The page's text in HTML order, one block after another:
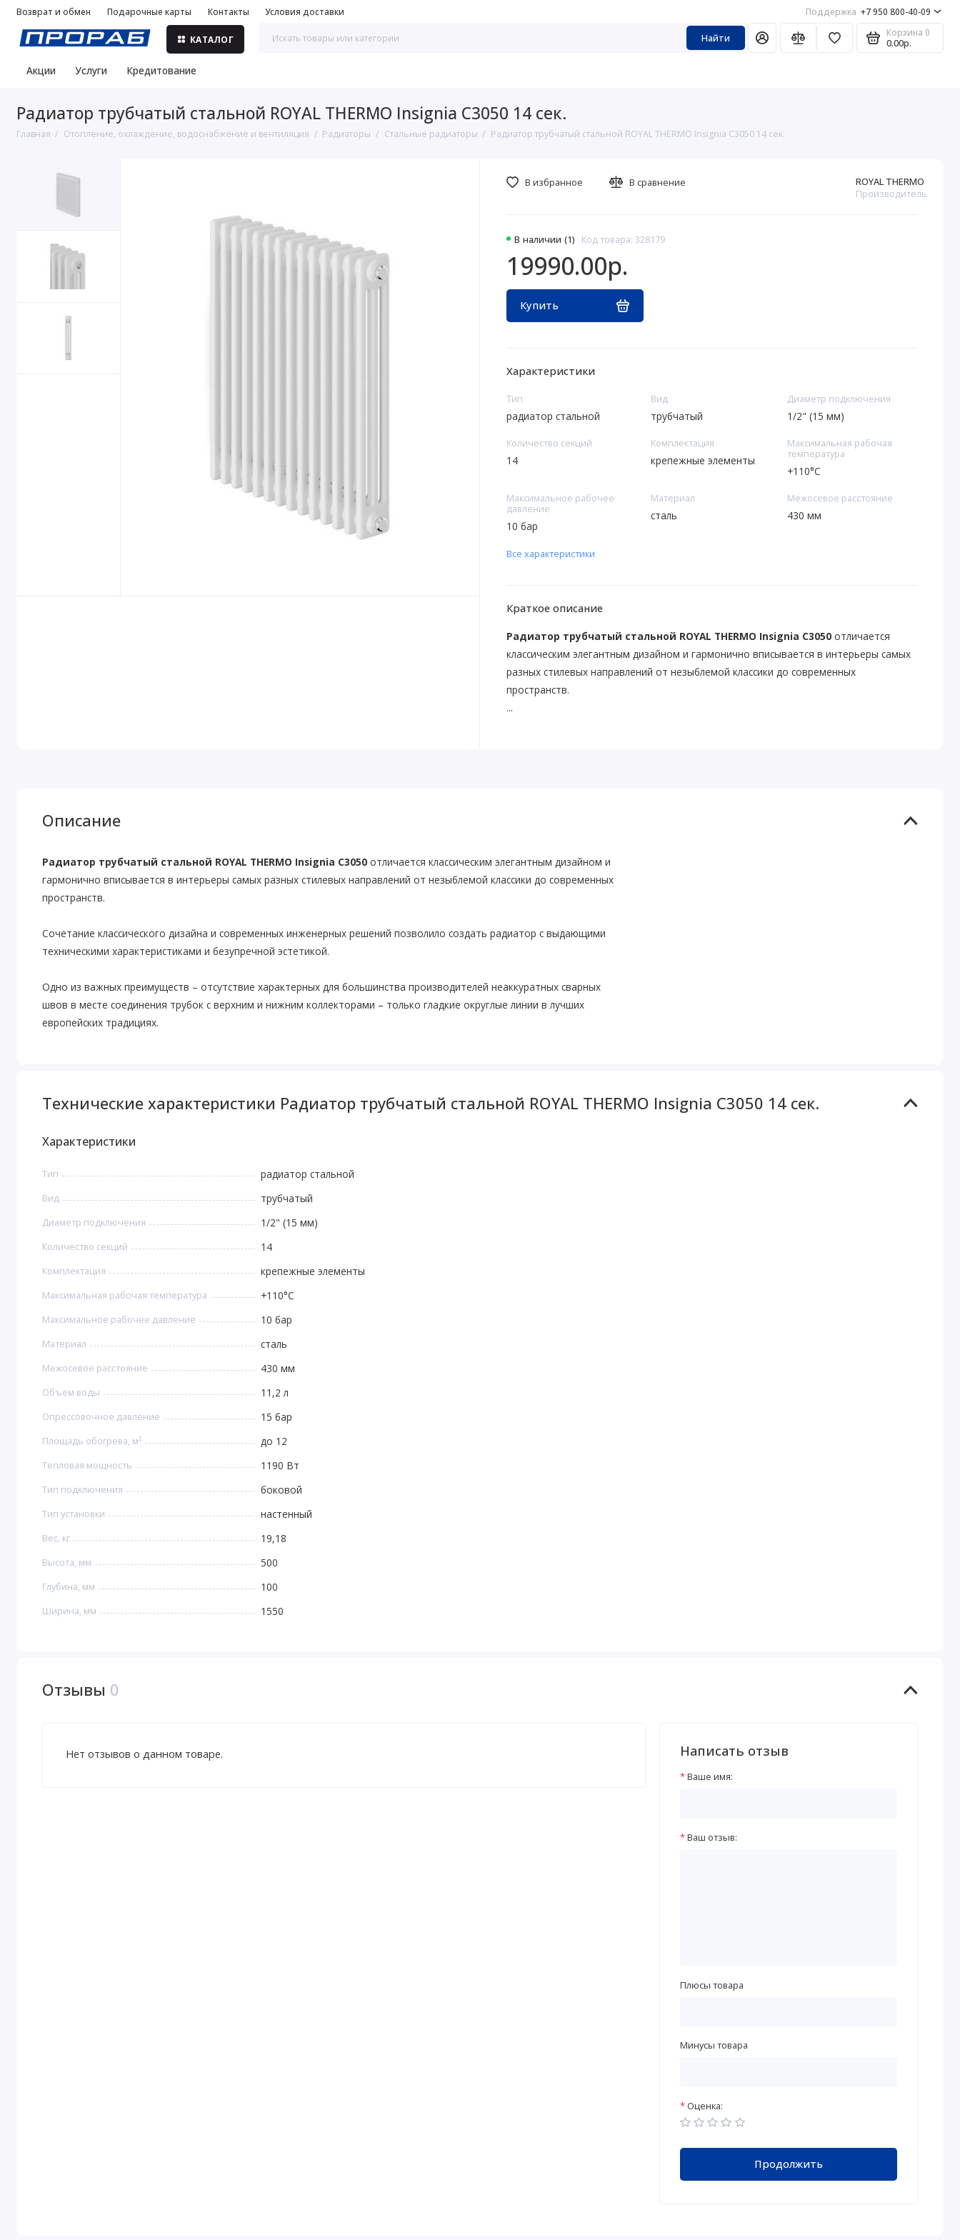
Возврат и обмен Подарочные карты Контакты Условия доставки Поддержка +7 950 800-40-09
КАТАЛОГ Найти Корзина 0
0.00р.
Акции Услуги Кредитование
Радиатор трубчатый стальной ROYAL THERMO Insignia C3050 14 сек.
Главная Отопление, охлаждение, водоснабжение и вентиляция Радиаторы Стальные радиаторы Радиатор трубчатый стальной ROYAL THERMO Insignia C3050 14 сек.
В наличии (1) Код товара: 328179
ROYAL THERMO
Производитель
19990.00р.
Купить
В избранное В сравнение
Характеристики
Тип
радиатор стальной
Вид
трубчатый
Диаметр подключения
1/2" (15 мм)
Количество секций
14
Комплектация
крепежные элементы
Максимальная рабочая
температура
+110°C
Максимальное рабочее
давление
10 бар
Материал
сталь
Межосевое расстояние
430 мм
Все характеристики
Краткое описание
Радиатор трубчатый стальной ROYAL THERMO Insignia C3050отличается
классическим элегантным дизайном и гармонично вписывается в интерьеры самых
разных стилевых направлений от незыблемой классики до современных
пространств.
...
Описание
Радиатор трубчатый стальной ROYAL THERMO Insignia C3050 отличается классическим элегантным дизайном и
гармонично вписывается в интерьеры самых разных стилевых направлений от незыблемой классики до современных
пространств.
Сочетание классического дизайна и современных инженерных решений позволило создать радиатор с выдающими
техническими характеристиками и безупречной эстетикой.
Одно из важных преимуществ – отсутствие характерных для большинства производителей неаккуратных сварных
швов в месте соединения трубок с верхним и нижним коллекторами – только гладкие округлые линии в лучших
европейских традициях.
Технические характеристики Радиатор трубчатый стальной ROYAL THERMO Insignia C3050 14 сек.
Характеристики
Тип радиатор стальной
Вид трубчатый
Диаметр подключения 1/2" (15 мм)
Количество секций 14
Комплектация крепежные элементы
Максимальная рабочая температура +110°C
Максимальное рабочее давление 10 бар
Материал сталь
Межосевое расстояние 430 мм
Объем воды 11,2 л
Опрессовочное давление 15 бар
Площадь обогрева, м² до 12
Тепловая мощность 1190 Вт
Тип подключения боковой
Тип установки настенный
Вес, кг 19,18
Высота, мм 500
Глубина, мм 100
Ширина, мм 1550
Отзывы 0
Нет отзывов о данном товаре. Написать отзыв
Ваше имя:
Ваш отзыв:
Плюсы товара
Минусы товара
Оценка:
Продолжить